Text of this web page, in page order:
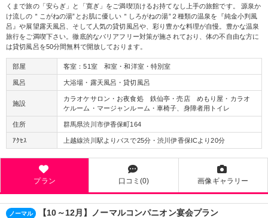
くまで旅の「安らぎ」と「寛ぎ」をご満喫頂けるお持てなし上手の旅館です。 源泉か
け流しの＂こがねの湯”とお肌に優しい＂しろがねの湯”２種類の温泉を『純金小判風
呂』や展望露天風呂、そして人気の貸切風呂や、彩り豊かな料理が自慢。豊かな温泉
旅行をご満喫下さい。徹底的なバリアフリー対策が施されており、体の不自由な方に
は貸切風呂を50分間無料で開放しております。
部屋 客室：51室 和室・和洋室・特別室
風呂 大浴場・露天風呂・貸切風呂
施設
カラオケサロン・お夜食処 鉄仙亭・売店 めもり屋・カラオ
ケルーム・マージャンルーム・車椅子、身障者用トイレ
住所 群馬県渋川市伊香保町164
ｱｸｾｽ 上越線渋川駅よりバスで25分・渋川伊香保ICより20分
プラン 口コミ(0) 画像ギャラリー
ノーマル 【10～12月】ノーマルコンパニオン宴会プラン